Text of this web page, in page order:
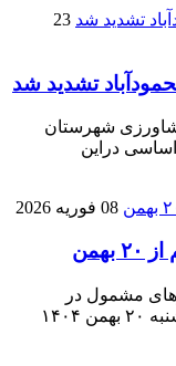
23
تشدید شد
شهرستان
اساسی دراین
08 فوریه 2026
مشمول در
دهک‌های درآمدی چهارم تا هفتم، از فردا دوشنبه ۲۰ بهمن ۱۴۰۴